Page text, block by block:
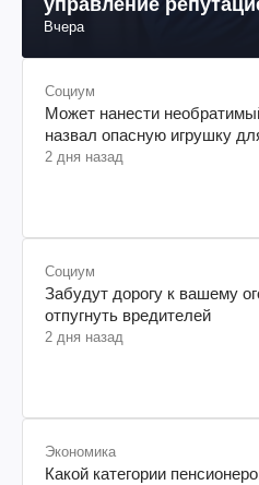
управление
Вчера
Социум
Может нанести
назвал опасную игрушку
2 дня назад
Социум
Забудут дорогу к вашему
отпугнуть вредителей
2 дня назад
Экономика
Какой категории